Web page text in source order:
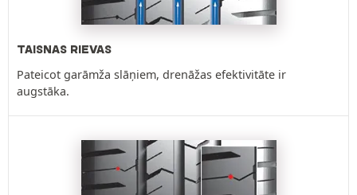
TAISNAS RIEVAS
Pateicot garāmža slāņiem, drenāžas efektivitāte ir
augstāka.